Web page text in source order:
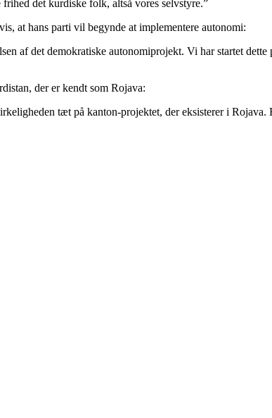
det kurdiske folk, altså vores selvstyre.”
at hans parti vil begynde at implementere autonomi:
af ​​det demokratiske autonomiprojekt. Vi har startet
der er kendt som Rojava:
tæt på kanton-projektet, der eksisterer i